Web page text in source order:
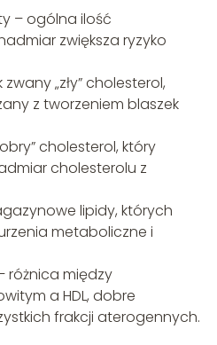
– ogólna ilość
zwiększa ryzyko
„zły” cholesterol,
z tworzeniem blaszek
cholesterol, który
cholesterolu z
lipidy, których
metaboliczne i
różnica między
a HDL, dobre
frakcji aterogennych.